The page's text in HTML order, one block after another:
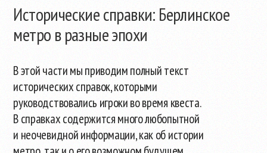
Исторические справки: Берлинское
метро в разные эпохи
В этой части мы приводим полный текст
исторических справок, которыми
руководствовались игроки во время квеста.
В справках содержится много любопытной
и неочевидной информации, как об истории